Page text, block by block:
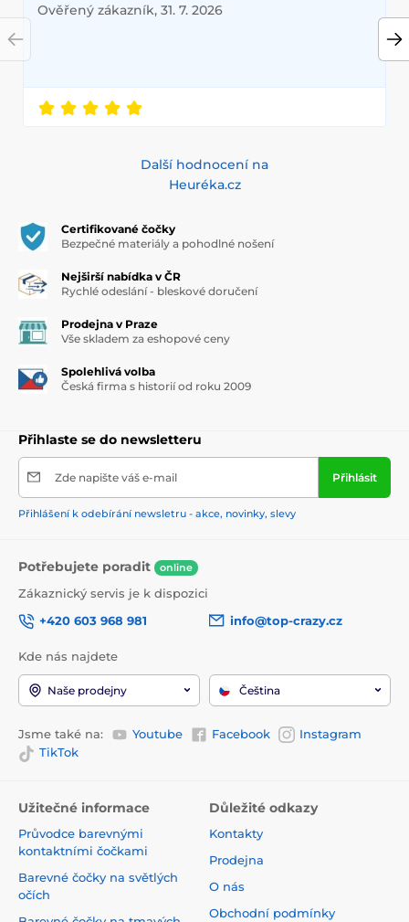
Ověřený zákazník, 31. 7. 2026
Další hodnocení na
Heuréka.cz
Certifikované čočky
Bezpečné materiály a pohodlné nošení
Nejširší nabídka v ČR
Rychlé odeslání - bleskové doručení
Prodejna v Praze
Vše skladem za eshopové ceny
Spolehlivá volba
Česká firma s historií od roku 2009
Přihlaste se do newsletteru
Zde napište váš e-mail Přihlásit
Přihlášení k odebírání newsletru - akce, novinky, slevy
Potřebujete poradit online
Zákaznický servis je k dispozici
+420 603 968 981
info@top-crazy.cz
Kde nás najdete
Naše prodejny Čeština
Jsme také na: Youtube Facebook
Instagram
TikTok
Užitečné informace
Průvodce barevnými
kontaktními čočkami
Barevné čočky na světlých
očích
Důležité odkazy
Kontakty
Prodejna
O nás
Obchodní podmínky